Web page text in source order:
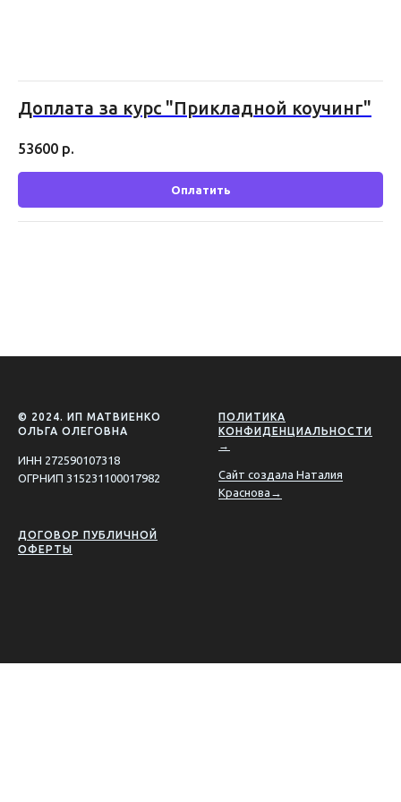
Доплата за курс "Прикладной коучинг"
53600 р.
Оплатить
© 2024. ИП МАТВИЕНКО
ОЛЬГА ОЛЕГОВНА
ИНН 272590107318
ОГРНИП 315231100017982
ПОЛИТИКА
КОНФИДЕНЦИАЛЬНОСТИ
→
Сайт создала Наталия
Краснова→
ДОГОВОР ПУБЛИЧНОЙ
ОФЕРТЫ